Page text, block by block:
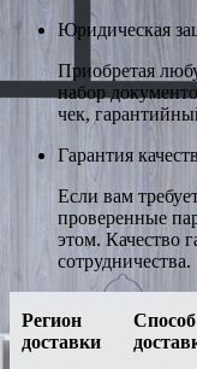
Юридическая
Приобретая
набор
чек,
Гарантия
Если вам
проверенные
этом. Качество
сотрудничества.
Регион
доставки
Способ